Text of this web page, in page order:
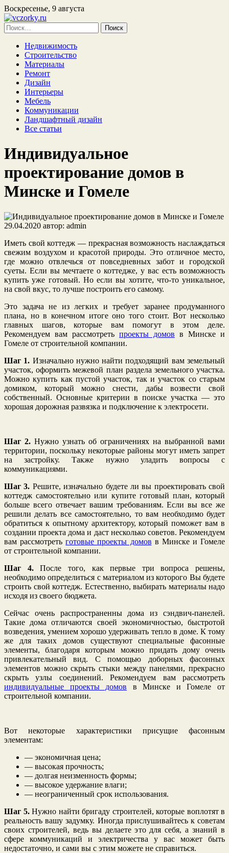
Воскресенье, 9 августа
Найти:
Недвижимость
Строительство
Материалы
Ремонт
Дизайн
Интерьеры
Мебель
Коммуникации
Ландшафтный дизайн
Все статьи
Индивидуальное
проектирование домов в
Минске и Гомеле
29.04.2020 автор: admin
Иметь свой коттедж — прекрасная возможность наслаждаться
свежим воздухом и красотой природы. Это отличное место,
где можно отвлечься от повседневных забот и городской
суеты. Если вы мечтаете о коттедже, у вас есть возможность
купить уже готовый. Но если вы хотите, что-то уникальное,
на свой вкус, то лучше построить его самому.
Это задача не из легких и требует заранее продуманного
плана, но в конечном итоге оно того стоит. Вот несколько
главных шагов, которые вам помогут в этом деле.
Рекомендуем вам рассмотреть проекты домов в Минске и
Гомеле от строительной компании.
Шаг 1. Изначально нужно найти подходящий вам земельный
участок, оформить межевой план раздела земельного участка.
Можно купить как пустой участок, так и участок со старым
домиком, который можно снести, дабы возвести свой
собственный. Основные критерии в поиске участка — это
хорошая дорожная развязка и подключение к электросети.
Шаг 2. Нужно узнать об ограничениях на выбранной вами
территории, поскольку некоторые районы могут иметь запрет
на застройку. Также нужно уладить вопросы с
коммуникациями.
Шаг 3. Решите, изначально будете ли вы проектировать свой
коттедж самостоятельно или купите готовый план, который
больше всего отвечает вашим требованиям. Если вы все же
решили делать все самостоятельно, то вам необходимо будет
обратиться к опытному архитектору, который поможет вам в
создании проекта дома и даст несколько советов. Рекомендуем
вам рассмотретьготовые проекты домов в Минске и Гомеле
от строительной компании.
Шаг 4.После того, как первые три вопроса решены,
необходимо определиться с материалом из которого Вы будете
строить свой коттедж. Естественно, выбирать материалы надо
исходя из своего бюджета.
Сейчас очень распространенны дома из сэндвич-панелей.
Такие дома отличаются своей экономичностью, быстротой
возведения, умением хорошо удерживать тепло в доме. К тому
же для таких домов существуют специальные фасонные
элементы, благодаря которым можно придать дому очень
привлекательный вид. С помощью доборных фасонных
элементов можно скрыть стыки между панелями, прекрасно
скрыть узлы соединений. Рекомендуем вам рассмотреть
индивидуальные проекты домов в Минске и Гомеле от
строительной компании.
Вот некоторые характеристики присущие фасонным
элементам:
— экономичная цена;
— высокая прочность;
— долгая неизменность формы;
— высокое удержание влаги;
— неограниченный срок использования.
Шаг 5.Нужно найти бригаду строителей, которые воплотят в
реальность вашу задумку. Иногда прислушивайтесь к советам
своих строителей, ведь вы делаете это для себя, а знаний в
сфере коммуникаций и электричества у вас может быть
недостаточно, и сами вы с этим можете не справиться.